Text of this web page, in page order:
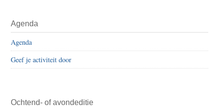
Agenda
Agenda
Geef je activiteit door
Ochtend- of avondeditie